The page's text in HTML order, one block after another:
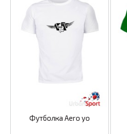
Футболка Aero yo